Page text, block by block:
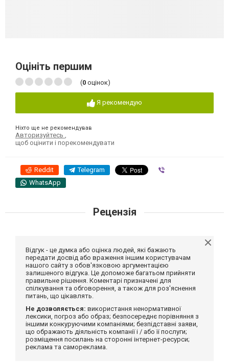
Оцініть першим
(0 оцінок)
Я рекомендую
Ніхто ще не рекомендував
Авторизуйтесь
щоб оцінити і порекомендувати
Reddit Telegram
WhatsApp
Рецензія
Відгук - це думка або оцінка людей, які бажають
передати досвід або враження іншим користувачам
нашого сайту з обов'язковою аргументацією
залишеного відгука. Це допоможе багатьом прийняти
правильне рішення. Коментарі призначені для
спілкування та обговорення, а також для роз'яснення
питань, що цікавлять.
Не дозволяється: використання ненормативної
лексики, погроз або образ; безпосереднє порівняння з
іншими конкуруючими компаніями; безпідставні заяви,
що ображають діяльність компанії і / або її послуги;
розміщення посилань на сторонні інтернет-ресурси;
реклама та самореклама.